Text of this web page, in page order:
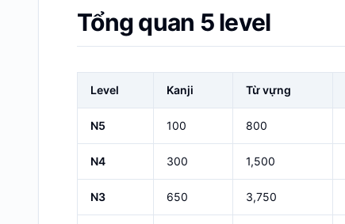
Tổng quan 5 level
Level Kanji Từ vựng
N5 100 800
N4 300 1,500
N3 650 3,750